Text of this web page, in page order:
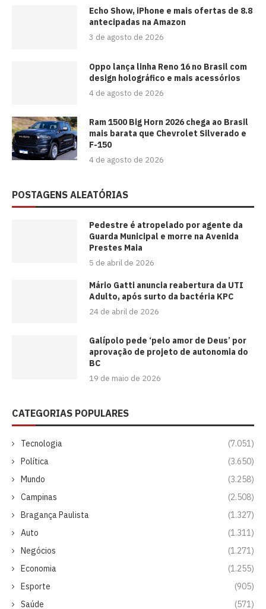
Echo Show, iPhone e mais ofertas de 8.8
antecipadas na Amazon
3 de agosto de 2026
Oppo lança linha Reno 16 no Brasil com
design holográfico e mais acessórios
4 de agosto de 2026
Ram 1500 Big Horn 2026 chega ao Brasil
mais barata que Chevrolet Silverado e
F-150
4 de agosto de 2026
POSTAGENS ALEATÓRIAS
Pedestre é atropelado por agente da
Guarda Municipal e morre na Avenida
Prestes Maia
5 de abril de 2026
Mário Gatti anuncia reabertura da UTI
Adulto, após surto da bactéria KPC
24 de abril de 2026
Galípolo pede ‘pelo amor de Deus’ por
aprovação de projeto de autonomia do
BC
19 de maio de 2026
CATEGORIAS POPULARES
Tecnologia
(7.051)
Política
(3.650)
Mundo
(3.258)
Campinas
(2.508)
Bragança Paulista
(1.327)
Auto
(1.311)
Negócios
(1.271)
Economia
(1.255)
Esporte
(905)
Saúde
(571)